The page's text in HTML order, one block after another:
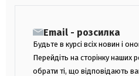
Email - розсилка
Будьте в курсі всіх новин і
Перейдіть на сторінку наших
обрати ті, що відповідають